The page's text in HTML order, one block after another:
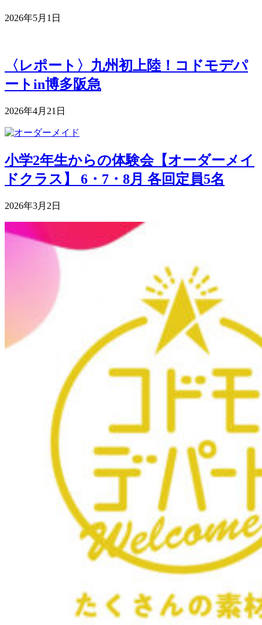
2026年5月1日
〈レポート〉九州初上陸！コドモデパ
ートin博多阪急
2026年4月21日
小学2年生からの体験会【オーダーメイ
ドクラス】 6・7・8月 各回定員5名
2026年3月2日